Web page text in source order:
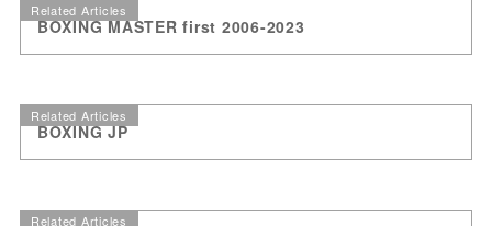
Related Articles
BOXING MASTER first 2006-2023
Related Articles
BOXING JP
Related Articles